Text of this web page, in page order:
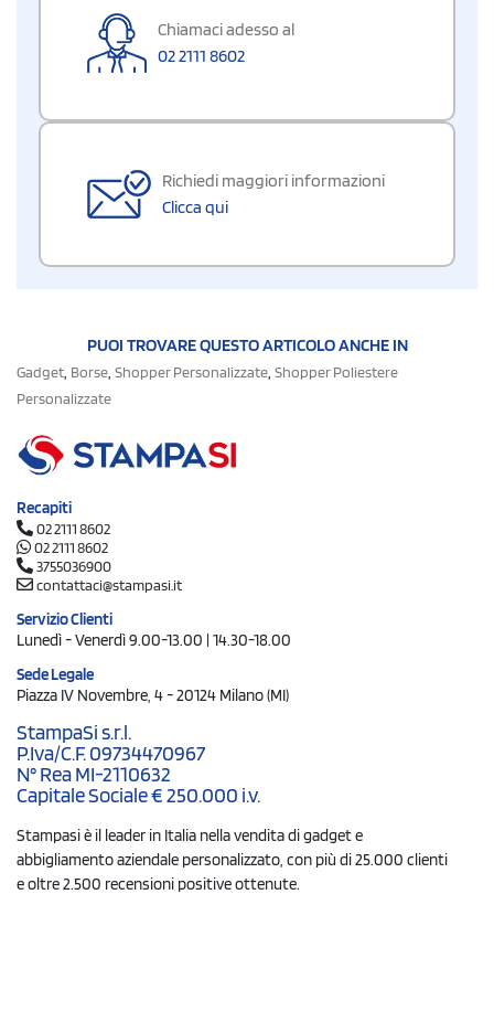
Chiamaci adesso al
02 2111 8602
Richiedi maggiori informazioni
Clicca qui
PUOI TROVARE QUESTO ARTICOLO ANCHE IN
Gadget, Borse, Shopper Personalizzate, Shopper Poliestere
Personalizzate
Recapiti
02 2111 8602
02 2111 8602
3755036900
contattaci@stampasi.it
Servizio Clienti
Lunedì - Venerdì 9.00-13.00 | 14.30-18.00
Sede Legale
Piazza IV Novembre, 4 - 20124 Milano (MI)
StampaSi s.r.l.
P.Iva/C.F. 09734470967
N° Rea MI-2110632
Capitale Sociale € 250.000 i.v.
Stampasi è il leader in Italia nella vendita di gadget e
abbigliamento aziendale personalizzato, con più di 25.000 clienti
e oltre 2.500 recensioni positive ottenute.